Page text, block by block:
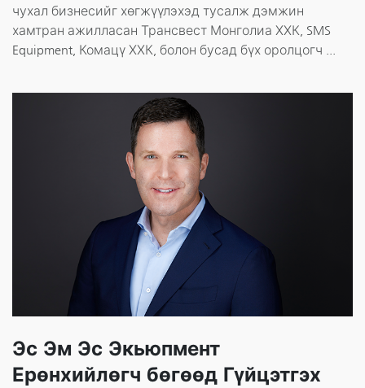
чухал бизнесийг хөгжүүлэхэд тусалж дэмжин
хамтран ажилласан Трансвест Монголиа ХХК, SMS
Equipment, Комацү ХХК, болон бусад бүх оролцогч ...
Эс Эм Эс Экьюпмент
Ерөнхийлөгч бөгөөд Гүйцэтгэх